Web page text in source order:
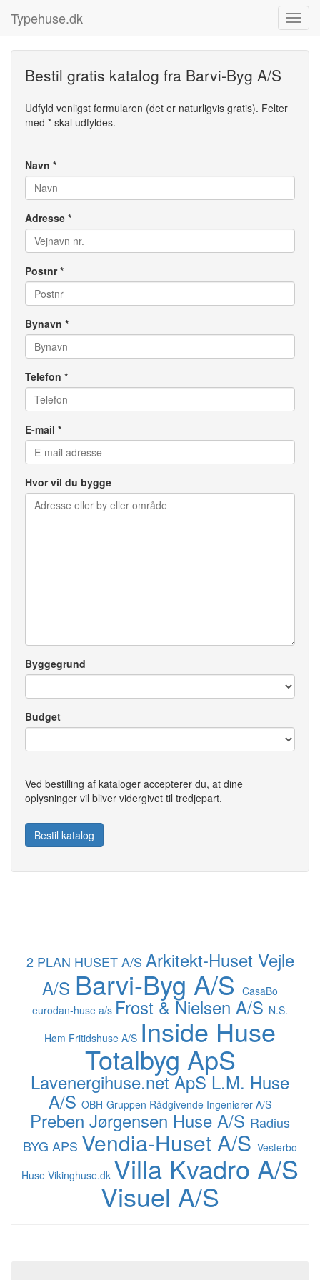
Typehuse.dk
Bestil gratis katalog fra Barvi-Byg A/S
Udfyld venligst formularen (det er naturligvis gratis). Felter
med * skal udfyldes.
Navn *
Adresse *
Postnr *
Bynavn *
Telefon *
E-mail *
Hvor vil du bygge
Byggegrund
Budget
Ved bestilling af kataloger accepterer du, at dine
oplysninger vil bliver vidergivet til tredjepart.
Bestil katalog
2 PLAN HUSET A/S Arkitekt-Huset Vejle
A/S Barvi-Byg A/S CasaBo
eurodan-huse a/s Frost & Nielsen A/S N.S.
Høm Fritidshuse A/S Inside Huse
Totalbyg ApS
Lavenergihuse.net ApS L.M. Huse
A/S OBH-Gruppen Rådgivende Ingeniører A/S
Preben Jørgensen Huse A/S Radius
BYG APS Vendia-Huset A/S Vesterbo
Huse Vikinghuse.dk Villa Kvadro A/S
Visuel A/S